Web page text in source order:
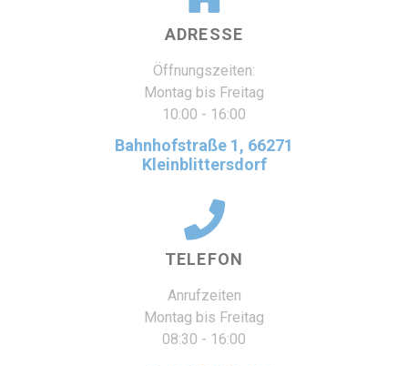
ADRESSE
Öffnungszeiten:
Montag bis Freitag
10:00 - 16:00
Bahnhofstraße 1, 66271
Kleinblittersdorf
TELEFON
Anrufzeiten
Montag bis Freitag
08:30 - 16:00